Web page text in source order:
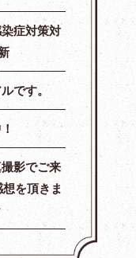
症対策対
です。
影でご来
を頂きま